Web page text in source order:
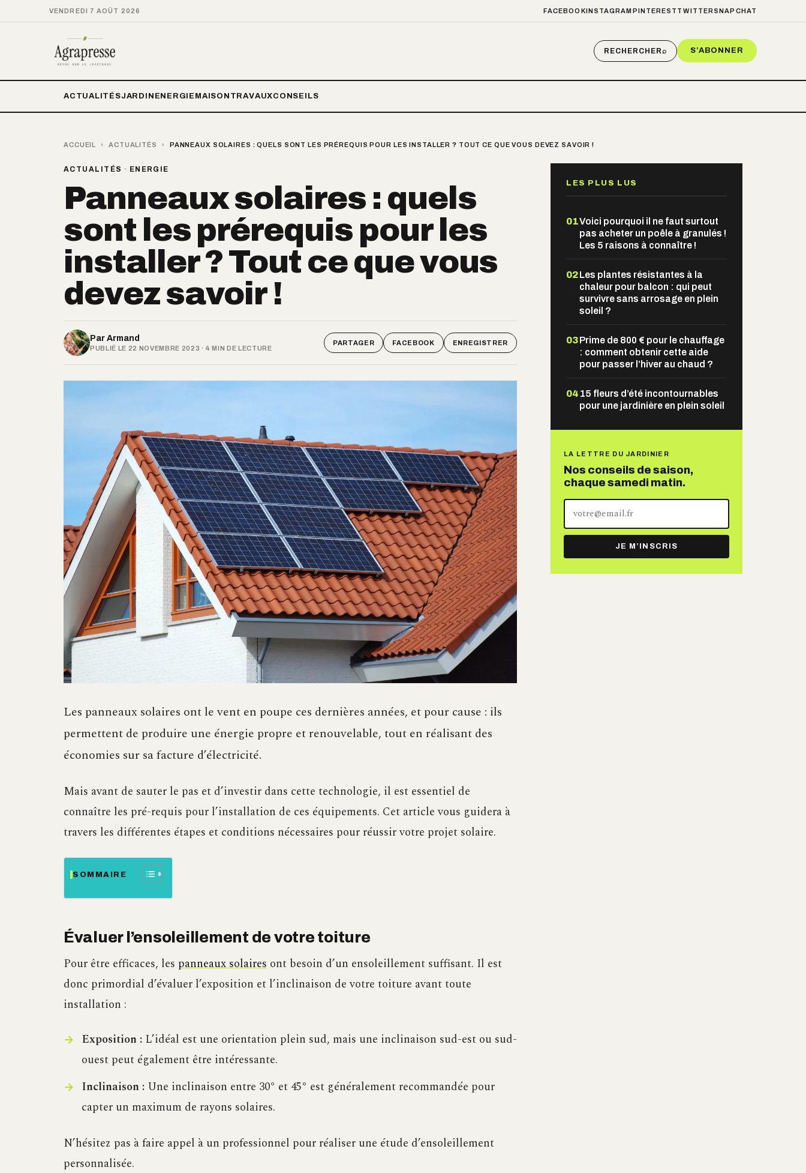
VENDREDI 7 AOÛT 2026 FACEBOOKINSTAGRAM PINTEREST TWITTER SNAPCHAT
RECHERCHER⌕ S’ABONNER
ACTUALITÉSJARDIN ENERGIE MAISON TRAVAUXCONSEILS
ACCUEIL › ACTUALITÉS › PANNEAUX SOLAIRES : QUELS SONT LES PRÉREQUIS POUR LES INSTALLER ? TOUT CE QUE VOUS DEVEZ SAVOIR !
ACTUALITÉS · ENERGIE
Panneaux solaires : quels
sont les prérequis pour les
installer ? Tout ce que vous
devez savoir !
Par Armand
PUBLIÉ LE 22 NOVEMBRE 2023 · 4 MIN DE LECTURE
PARTAGER FACEBOOK ENREGISTRER
Les panneaux solaires ont le vent en poupe ces dernières années, et pour cause : ils
permettent de produire une énergie propre et renouvelable, tout en réalisant des
économies sur sa facture d’électricité.
Mais avant de sauter le pas et d’investir dans cette technologie, il est essentiel de
connaître les pré-requis pour l’installation de ces équipements. Cet article vous guidera à
travers les différentes étapes et conditions nécessaires pour réussir votre projet solaire.
SOMMAIRE
Évaluer l’ensoleillement de votre toiture
Pour être efficaces, les panneaux solaires ont besoin d’un ensoleillement suffisant. Il est
donc primordial d’évaluer l’exposition et l’inclinaison de votre toiture avant toute
installation :
Exposition :L’idéal est une orientation plein sud, mais une inclinaison sud-est ou sud-
ouest peut également être intéressante.
Inclinaison :Une inclinaison entre 30° et 45° est généralement recommandée pour
capter un maximum de rayons solaires.
N’hésitez pas à faire appel à un professionnel pour réaliser une étude d’ensoleillement
personnalisée.
LES PLUS LUS
01Voici pourquoi il ne faut surtout
pas acheter un poêle à granulés !
Les 5 raisons à connaître !
02Les plantes résistantes à la
chaleur pour balcon : qui peut
survivre sans arrosage en plein
soleil ?
03Prime de 800 € pour le chauffage
: comment obtenir cette aide
pour passer l’hiver au chaud ?
04 15 fleurs d’été incontournables
pour une jardinière en plein soleil
LA LETTRE DU JARDINIER
Nos conseils de saison,
chaque samedi matin.
adresse
mail
JE M’INSCRIS